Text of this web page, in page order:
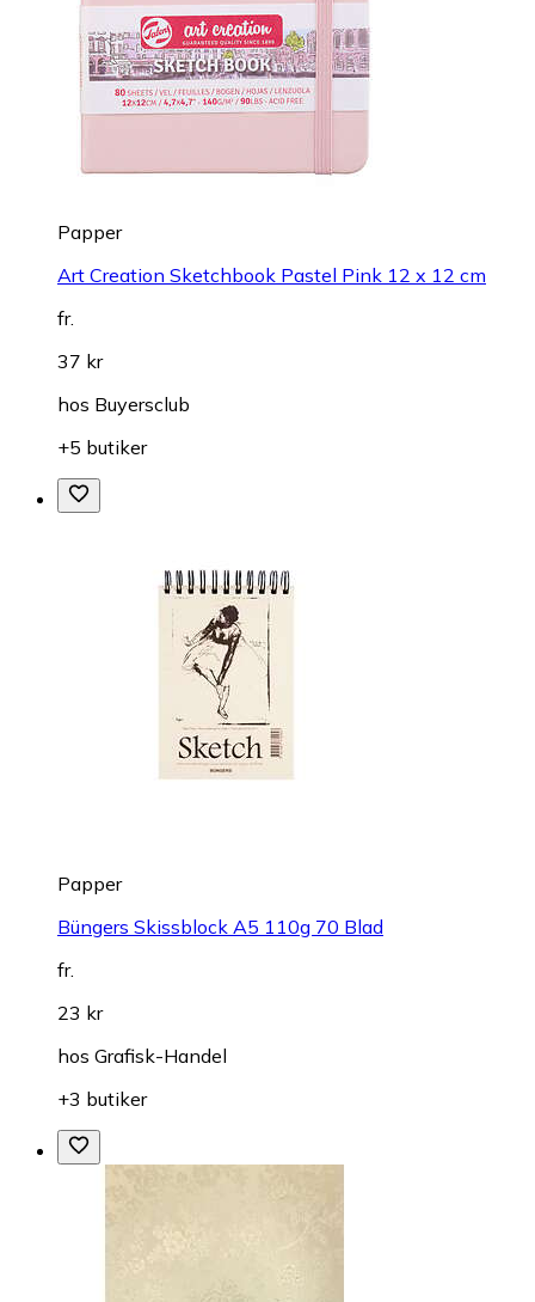
Papper
Art Creation Sketchbook Pastel Pink 12 x 12 cm
fr.
37 kr
hos Buyersclub
+5 butiker
Papper
Büngers Skissblock A5 110g 70 Blad
fr.
23 kr
hos Grafisk-Handel
+3 butiker